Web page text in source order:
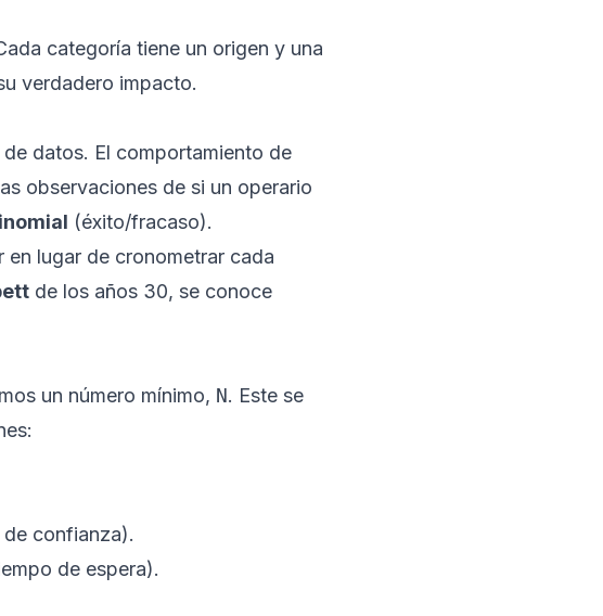
categoría tiene un origen y una
verdadero impacto.
datos. El comportamiento de
observaciones de si un operario
(éxito/fracaso).
en lugar de cronometrar cada
de los años 30, se conoce
un número mínimo, N. Este se
confianza).
de espera).